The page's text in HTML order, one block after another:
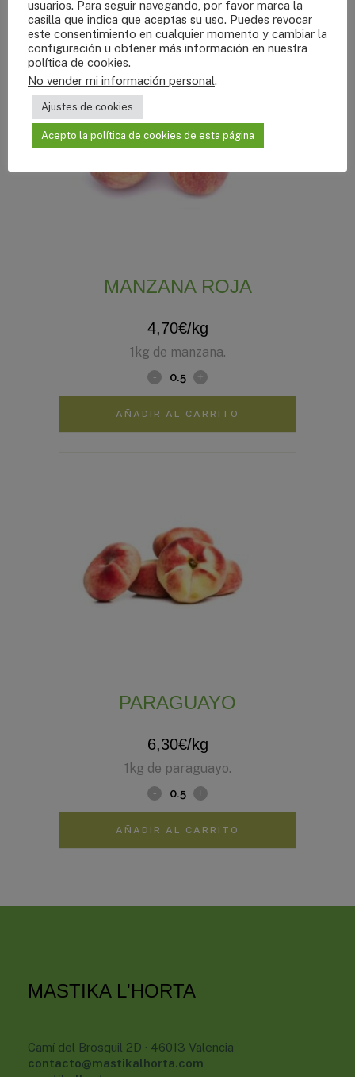
AÑADIR AL CARRITO
MANZANA ROJA
4,70€/kg
1kg de manzana.
AÑADIR AL CARRITO
PARAGUAYO
6,30€/kg
1kg de paraguayo.
MASTIKA L'HORTA
Camí del Brosquil 2D · 46013 Valencia
contacto@mastikalhorta.com
usuarios. Para seguir navegando, por favor marca la
casilla que indica que aceptas su uso. Puedes revocar
este consentimiento en cualquier momento y cambiar la
configuración u obtener más información en nuestra
política de cookies.
No vender mi información personal.
Ajustes de cookies
Acepto la política de cookies de esta página